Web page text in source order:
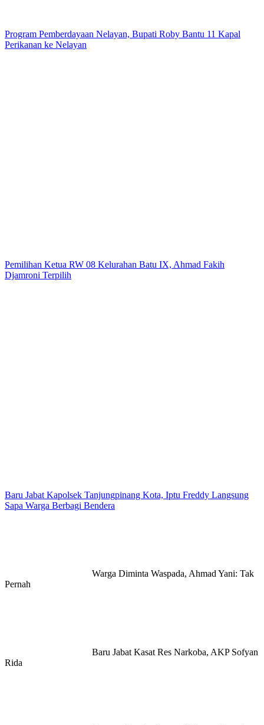
Program Pemberdayaan Nelayan, Bupati Roby Bantu 11 Kapal
Perikanan ke Nelayan
Pemilihan Ketua RW 08 Kelurahan Batu IX, Ahmad Fakih
Djamroni Terpilih
Baru Jabat Kapolsek Tanjungpinang Kota, Iptu Freddy Langsung
Sapa Warga Berbagi Bendera
Warga Diminta Waspada, Ahmad Yani: Tak
Pernah
Baru Jabat Kasat Res Narkoba, AKP Sofyan
Rida